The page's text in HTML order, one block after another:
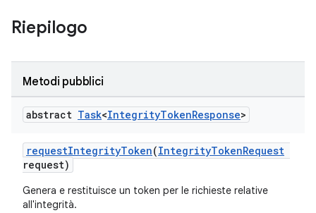
Riepilogo
Metodi pubblici
abstract Task<IntegrityTokenResponse>
requestIntegrityToken(IntegrityTokenRequest
request)
Genera e restituisce un token per le richieste relative
all'integrità.